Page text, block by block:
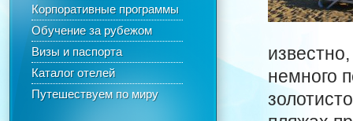
Корпоративные программы
Обучение за рубежом
Визы и паспорта
Каталог отелей
Путешествуем по миру
немного